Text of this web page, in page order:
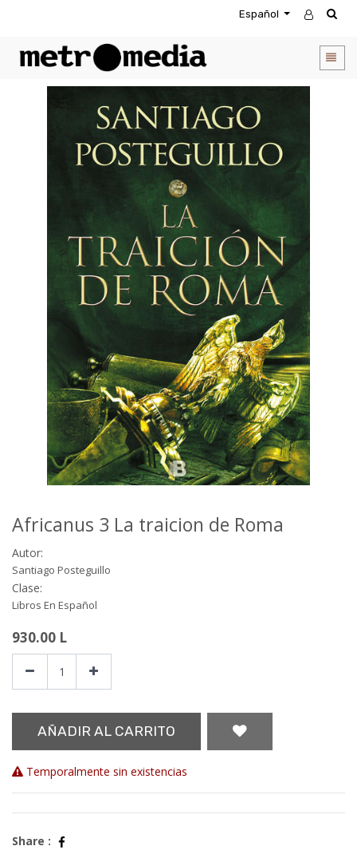
Español
Africanus 3 La traicion de Roma
Autor:
Santiago Posteguillo
Clase:
Libros En Español
930.00 L
AÑADIR AL CARRITO
Temporalmente sin existencias
Share :